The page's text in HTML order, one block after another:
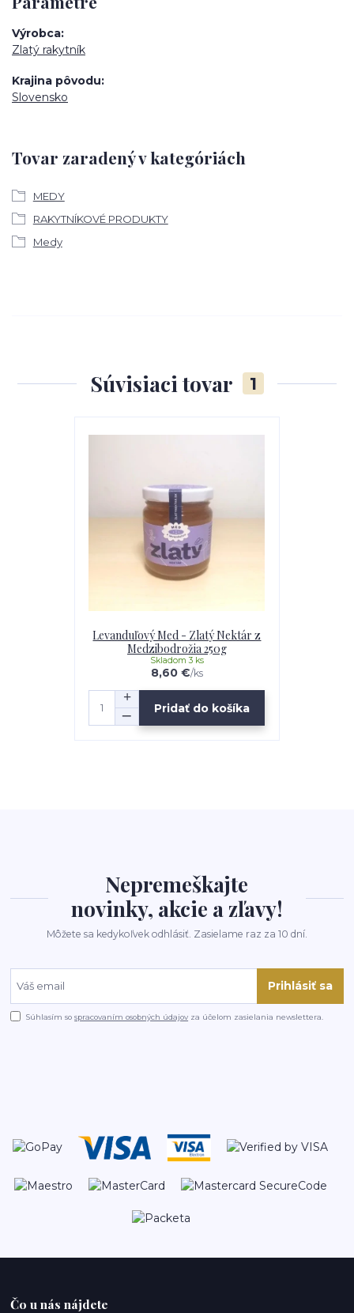
Výrobca
Zlatý rakytník
Krajina pôvodu
Slovensko
Tovar zaradený v kategóriách
MEDY
RAKYTNÍKOVÉ PRODUKTY
Medy
Súvisiaci tovar 1
Levanduľový Med - Zlatý Nektár z
Medzibodrožia 250g
8,60 €/ks
Skladom 3 ks
Pridať do košíka
Nepremeškajte
novinky, akcie a zľavy!
Môžete sa kedykoľvek odhlásiť. Zasielame raz za 10 dní.
Prihlásiť sa
Súhlasím sospracovaním osobných údajov za účelom zasielania newslettera.
Čo u nás nájdete